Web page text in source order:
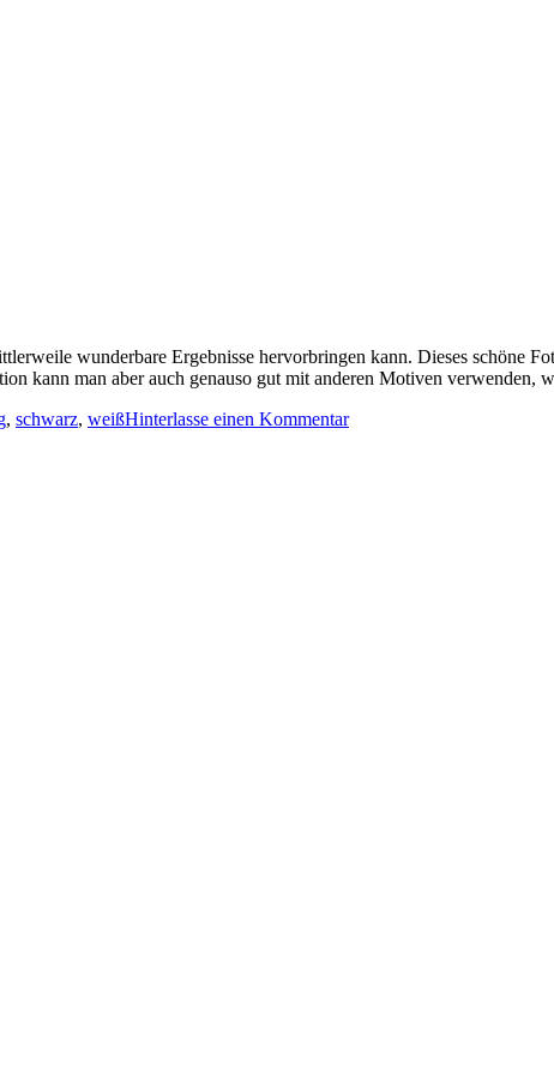
wunderbare Ergebnisse hervorbringen kann. Dieses schöne
kann man aber auch genauso gut mit anderen Motiven
, schwarz, weißHinterlasse einen Kommentar